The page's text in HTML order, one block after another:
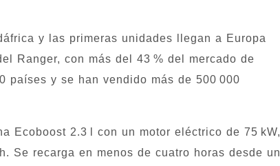
y las primeras unidades llegan a Europa
Ranger, con más del 43 % del mercado de
países y se han vendido más de 500 000
Ecoboost 2.3 l con un motor eléctrico de 75 kW,
Se recarga en menos de cuatro horas desde un